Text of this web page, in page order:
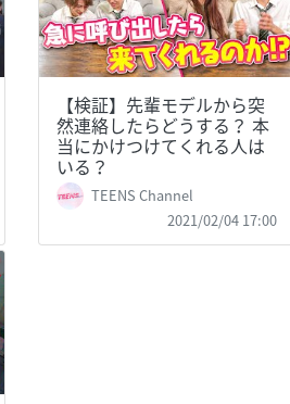
【検証】先輩モデルから突
然連絡したらどうする？ 本
当にかけつけてくれる人は
いる？
TEENS Channel
2021/02/04 17:00